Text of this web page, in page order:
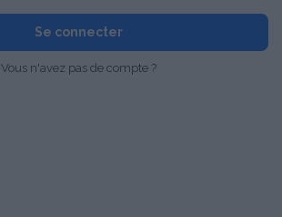
Se connecter
Vous n'avez pas de compte ?